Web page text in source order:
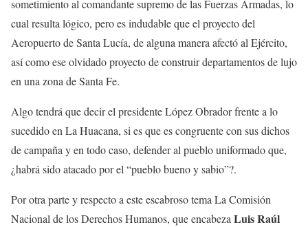
sometimiento al comandante supremo de las Fuerzas Armadas, lo
cual resulta lógico, pero es indudable que el proyecto del
Aeropuerto de Santa Lucía, de alguna manera afectó al Ejército,
así como ese olvidado proyecto de construir departamentos de lujo
en una zona de Santa Fe.
Algo tendrá que decir el presidente López Obrador frente a lo
sucedido en La Huacana, si es que es congruente con sus dichos
de campaña y en todo caso, defender al pueblo uniformado que,
¿habrá sido atacado por el “pueblo bueno y sabio”?.
Por otra parte y respecto a este escabroso tema La Comisión
Nacional de los Derechos Humanos, que encabeza Luis Raúl